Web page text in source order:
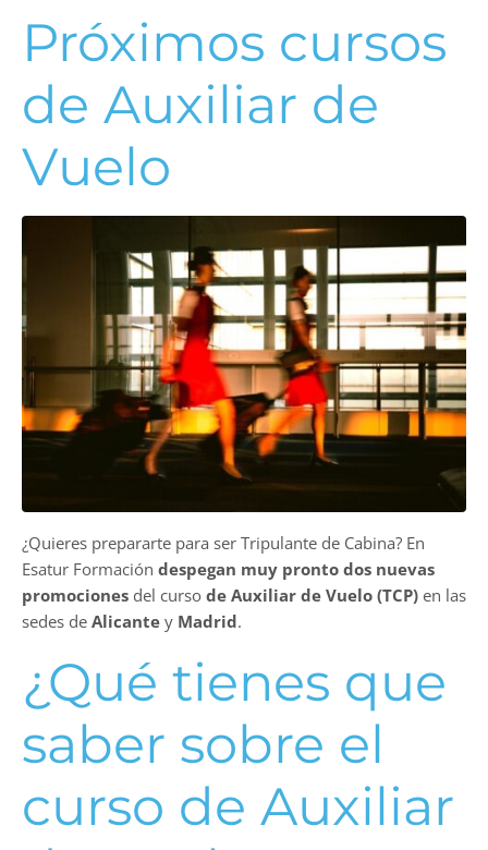
Próximos cursos
de Auxiliar de
Vuelo
¿Quieres prepararte para ser Tripulante de Cabina? En
Esatur Formación despegan muy pronto dos nuevas
promociones del curso de Auxiliar de Vuelo (TCP) en las
sedes de Alicante y Madrid.
¿Qué tienes que
saber sobre el
curso de Auxiliar